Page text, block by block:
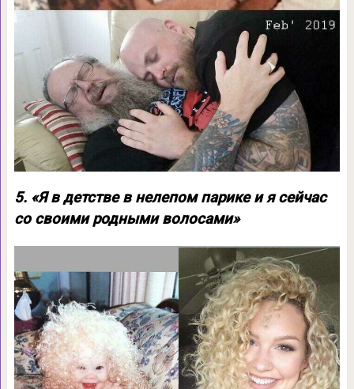
5. «Я в детстве в нелепом парике и я сейчас
со своими родными волосами»